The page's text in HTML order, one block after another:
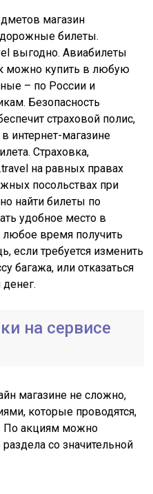
магазин
билеты.
выгодно. Авиабилеты
можно купить в любую
– по России и
Безопасность
страховой полис,
интернет-магазине
Страховка,
на равных правах
посольствах при
найти билеты по
удобное место в
любое время получить
если требуется изменить
багажа, или отказаться
на сервисе
магазине не сложно,
которые проводятся,
По акциям можно
со значительной